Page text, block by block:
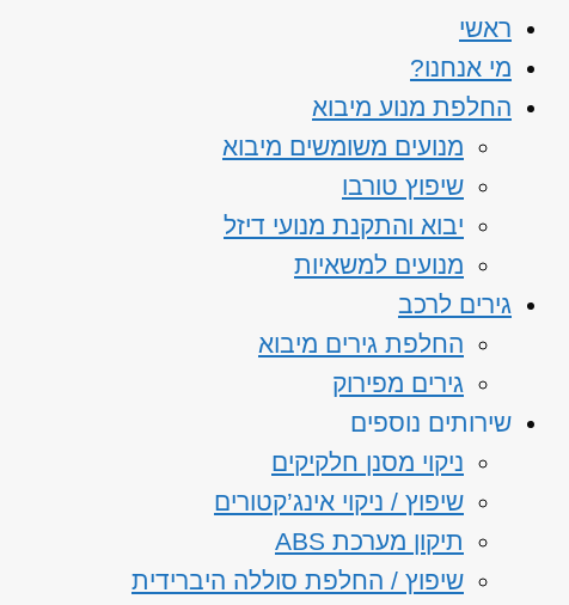
ראשי
מי אנחנו?
החלפת מנוע מיבוא
מנועים משומשים מיבוא
שיפוץ טורבו
יבוא והתקנת מנועי דיזל
מנועים למשאיות
גירים לרכב
החלפת גירים מיבוא
גירים מפירוק
שירותים נוספים
ניקוי מסנן חלקיקים
שיפוץ / ניקוי אינג’קטורים
תיקון מערכת ABS
שיפוץ / החלפת סוללה היברידית